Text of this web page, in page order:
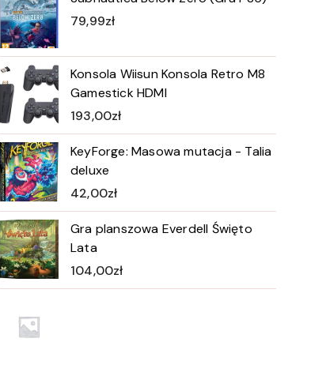
79,99zł
Konsola Wiisun Konsola Retro M8
Gamestick HDMI
193,00zł
KeyForge: Masowa mutacja - Talia
deluxe
42,00zł
Gra planszowa Everdell Święto
Lata
104,00zł